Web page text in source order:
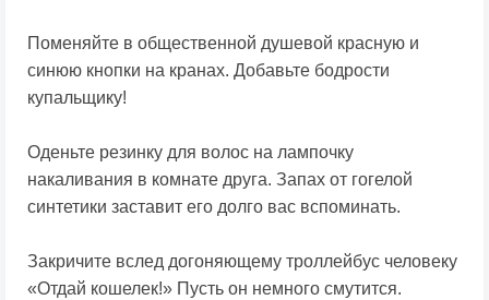
Поменяйте в общественной душевой красную и
синюю кнопки на кранах. Добавьте бодрости
купальщику!
Оденьте резинку для волос на лампочку
накаливания в комнате друга. Запах от гогелой
синтетики заставит его долго вас вспоминать.
Закричите вслед догоняющему троллейбус человеку
«Отдай кошелек!» Пусть он немного смутится.